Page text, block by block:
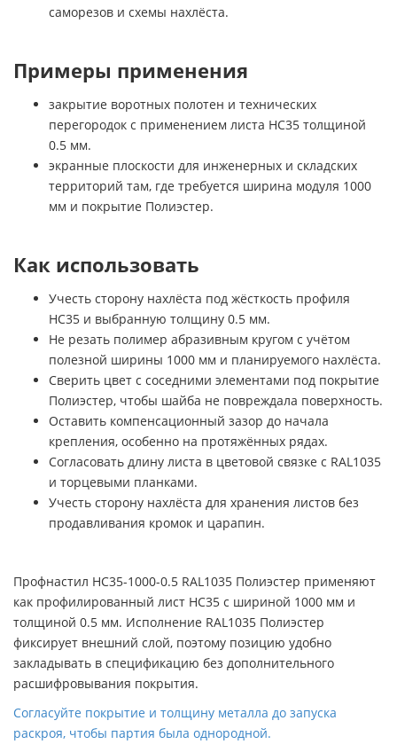
саморезов и схемы нахлёста.
Примеры применения
закрытие воротных полотен и технических
перегородок с применением листа НС35 толщиной
0.5 мм.
экранные плоскости для инженерных и складских
территорий там, где требуется ширина модуля 1000
мм и покрытие Полиэстер.
Как использовать
Учесть сторону нахлёста под жёсткость профиля
НС35 и выбранную толщину 0.5 мм.
Не резать полимер абразивным кругом с учётом
полезной ширины 1000 мм и планируемого нахлёста.
Сверить цвет с соседними элементами под покрытие
Полиэстер, чтобы шайба не повреждала поверхность.
Оставить компенсационный зазор до начала
крепления, особенно на протяжённых рядах.
Согласовать длину листа в цветовой связке с RAL1035
и торцевыми планками.
Учесть сторону нахлёста для хранения листов без
продавливания кромок и царапин.
Профнастил НС35-1000-0.5 RAL1035 Полиэстер применяют
как профилированный лист НС35 с шириной 1000 мм и
толщиной 0.5 мм. Исполнение RAL1035 Полиэстер
фиксирует внешний слой, поэтому позицию удобно
закладывать в спецификацию без дополнительного
расшифровывания покрытия.
Согласуйте покрытие и толщину металла до запуска
раскроя, чтобы партия была однородной.